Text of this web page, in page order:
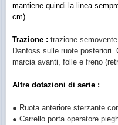
mantiene quindi la linea
cm).
Trazione : trazione
Danfoss sulle ruote posteriori.
marcia avanti, folle e freno
Altre dotazioni di serie :
● Ruota anteriore sterzante
● Carrello porta operatore